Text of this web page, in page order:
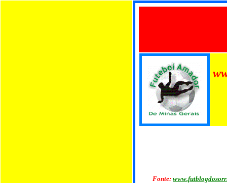
Fonte: